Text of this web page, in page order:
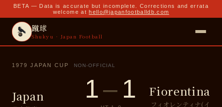
BETA — Data is accurate but incomplete. Corrections and errata
welcome at hello@japanfootballdb.com
蹴球
Shukyu · Japan Football
1979 JAPAN CUP NON-OFFICIAL
Japan 1– 1 Fiorentina
フィオレンティナ(イ